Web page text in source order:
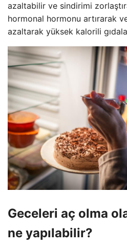
azaltabilir ve sindirimi
hormonal hormonu artırarak
azaltarak yüksek kalorili
Geceleri aç olma
ne yapılabilir?